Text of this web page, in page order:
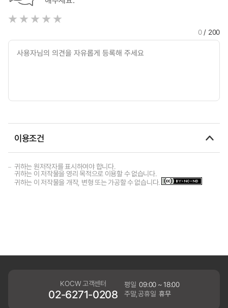
0/ 200
이용조건
귀하는 원저작자를 표시하여야 합니다.
귀하는 이 저작물을 영리 목적으로 이용할 수 없습니다.
귀하는 이 저작물을 개작, 변형 또는 가공할 수 없습니다.
KOCW 고객센터
02-6271-0208
평일 09:00 ~ 18:00
주말,공휴일 휴무